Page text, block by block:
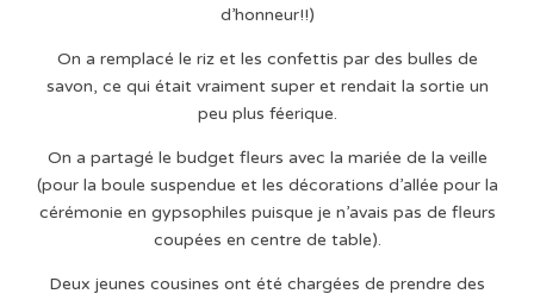
d’honneur!!)
On a remplacé le riz et les confettis par des bulles de
savon, ce qui était vraiment super et rendait la sortie un
peu plus féerique.
On a partagé le budget fleurs avec la mariée de la veille
(pour la boule suspendue et les décorations d’allée pour la
cérémonie en gypsophiles puisque je n’avais pas de fleurs
coupées en centre de table).
Deux jeunes cousines ont été chargées de prendre des